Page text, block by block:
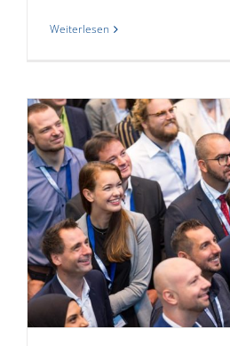
Weiterlesen